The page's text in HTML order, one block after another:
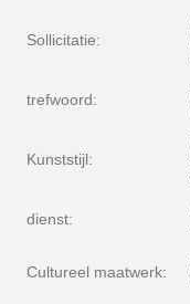
Sollicitatie:
trefwoord:
Kunststijl:
dienst:
Cultureel maatwerk: